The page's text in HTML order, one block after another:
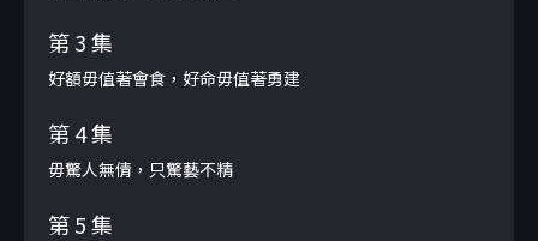
第 3 集
好額毋值著會食，好命毋值著勇建
第 4 集
毋驚人無倩，只驚藝不精
第 5 集